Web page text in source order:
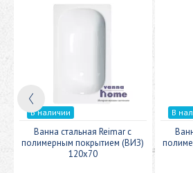
В наличии
Ванна стальная Reimar с
полимерным покрытием (ВИЗ)
120x70
В